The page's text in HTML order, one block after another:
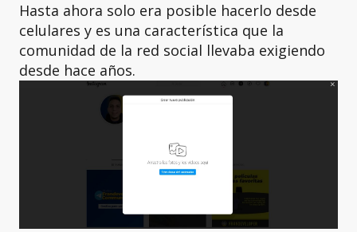
Hasta ahora solo era posible hacerlo desde
celulares y es una característica que la
comunidad de la red social llevaba exigiendo
desde hace años.